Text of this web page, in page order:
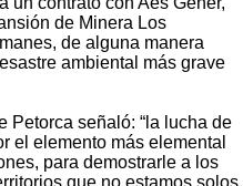
de Minera Los
de alguna manera
ambiental más grave
Petorca señaló: “la lucha de
el elemento más elemental
para demostrarle a los